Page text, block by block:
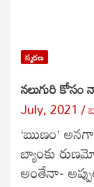
స్మరణ
నలుగురి
July, 2021
‘ఋణం’
బ్యాంకు
అంతేనా-